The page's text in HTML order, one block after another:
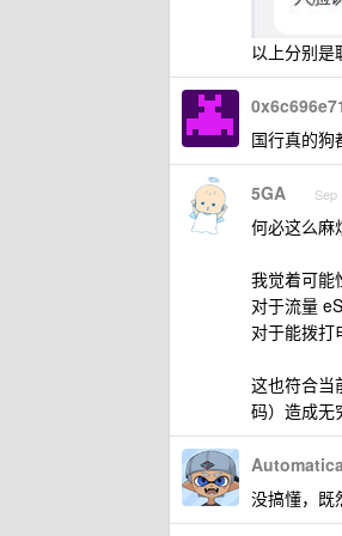
以上分别是
国行真的狗
5GA Sep
何必这么麻
我觉着可能
对于流量
对于能拨打
这也符合当
码）造成无
Automatica
没搞懂，既